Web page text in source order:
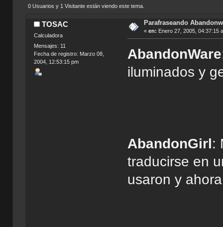
0 Usuarios y 1 Visitante están viendo este tema.
TOSAC
Calculadora
Mensajes: 11
Fecha de registro: Marzo 08,
2004, 12:53:15 pm
Parafraseando
« en: Enero 27, 2005, 04:37:15
AbandonWare
iluminados y
AbandonGirl:
traducirse en
usaron y